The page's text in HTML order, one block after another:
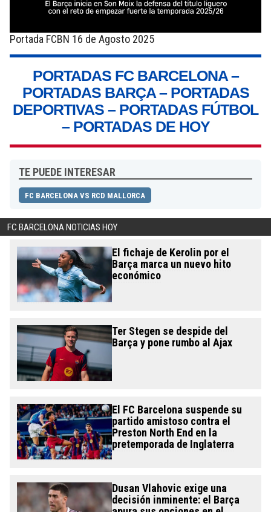
Portada FCBN 16 de Agosto 2025
PORTADAS FC BARCELONA –
PORTADAS BARÇA – PORTADAS
DEPORTIVAS – PORTADAS FÚTBOL
– PORTADAS DE HOY
TE PUEDE INTERESAR
FC BARCELONA VS RCD MALLORCA
FC BARCELONA NOTICIAS HOY
El fichaje de Kerolin por el
Barça marca un nuevo hito
económico
Ter Stegen se despide del
Barça y pone rumbo al Ajax
El FC Barcelona suspende su
partido amistoso contra el
Preston North End en la
pretemporada de Inglaterra
Dusan Vlahovic exige una
decisión inminente: el Barça